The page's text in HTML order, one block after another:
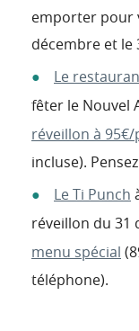
emporter pour
décembre et le
Le
fêter le Nouvel
réveillon à
incluse).
Le Ti Punch
réveillon du 31
menu spécial
téléphone).